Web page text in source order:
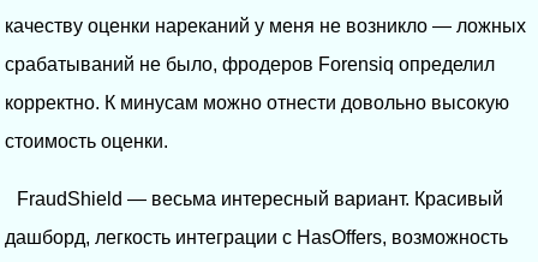
качеству оценки нареканий у меня не возникло — ложных
срабатываний не было, фродеров Forensiq определил
корректно. К минусам можно отнести довольно высокую
стоимость оценки.
FraudShield — весьма интересный вариант. Красивый
дашборд, легкость интеграции с HasOffers, возможность